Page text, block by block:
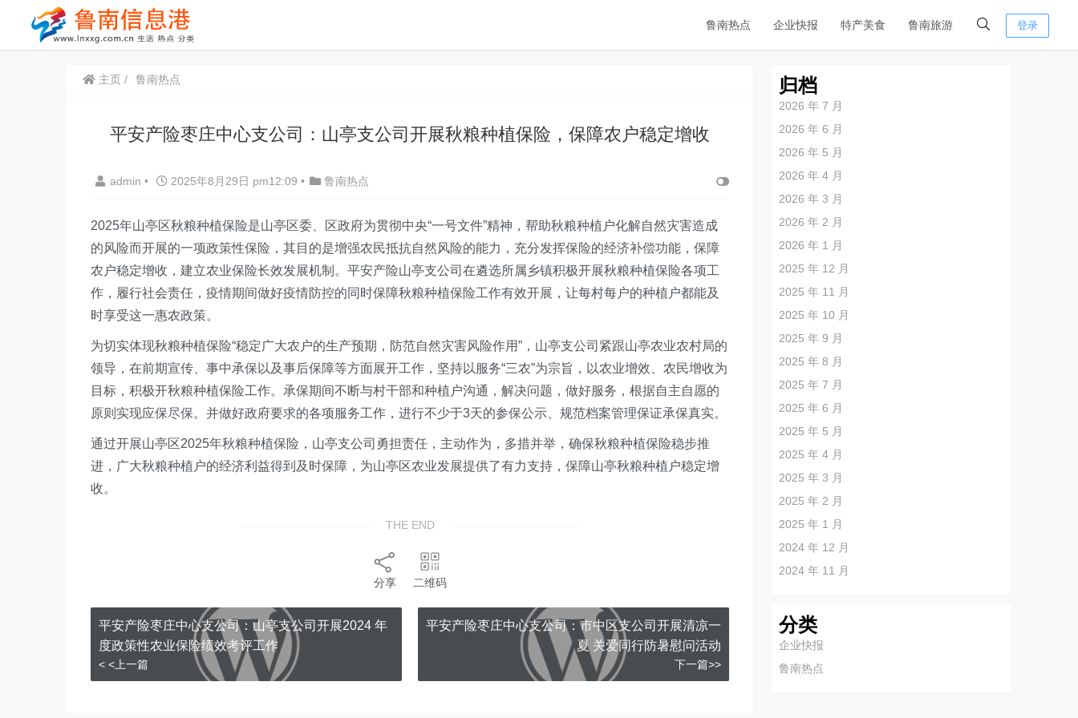
鲁南热点 企业快报 特产美食 鲁南旅游 登录
主页 鲁南热点
平安产险枣庄中心支公司：山亭支公司开展秋粮种植保险，保障农户稳定增收
admin • 2025年8月29日 pm12:09 • 鲁南热点
2025年山亭区秋粮种植保险是山亭区委、区政府为贯彻中央“一号文件”精神，帮助秋粮种植户化解自然灾害造成
的风险而开展的一项政策性保险，其目的是增强农民抵抗自然风险的能力，充分发挥保险的经济补偿功能，保障
农户稳定增收，建立农业保险长效发展机制。平安产险山亭支公司在遴选所属乡镇积极开展秋粮种植保险各项工
作，履行社会责任，疫情期间做好疫情防控的同时保障秋粮种植保险工作有效开展，让每村每户的种植户都能及
时享受这一惠农政策。
为切实体现秋粮种植保险“稳定广大农户的生产预期，防范自然灾害风险作用”，山亭支公司紧跟山亭农业农村局的
领导，在前期宣传、事中承保以及事后保障等方面展开工作，坚持以服务“三农”为宗旨，以农业增效、农民增收为
目标，积极开秋粮种植保险工作。承保期间不断与村干部和种植户沟通，解决问题，做好服务，根据自主自愿的
原则实现应保尽保。并做好政府要求的各项服务工作，进行不少于3天的参保公示、规范档案管理保证承保真实。
通过开展山亭区2025年秋粮种植保险，山亭支公司勇担责任，主动作为，多措并举，确保秋粮种植保险稳步推
进，广大秋粮种植户的经济利益得到及时保障，为山亭区农业发展提供了有力支持，保障山亭秋粮种植户稳定增
收。
THE END
分享 二维码
平安产险枣庄中心支公司：山亭支公司开展2024 年
度政策性农业保险绩效考评工作
< <上一篇
平安产险枣庄中心支公司：市中区支公司开展清凉一
夏 关爱同行防暑慰问活动
下一篇>>
归档
2026 年 7 月
2026 年 6 月
2026 年 5 月
2026 年 4 月
2026 年 3 月
2026 年 2 月
2026 年 1 月
2025 年 12 月
2025 年 11 月
2025 年 10 月
2025 年 9 月
2025 年 8 月
2025 年 7 月
2025 年 6 月
2025 年 5 月
2025 年 4 月
2025 年 3 月
2025 年 2 月
2025 年 1 月
2024 年 12 月
2024 年 11 月
分类
企业快报
鲁南热点